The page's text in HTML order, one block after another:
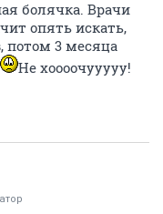
болячка. Врачи
опять искать,
потом 3 месяца
Не хоооочууууу!